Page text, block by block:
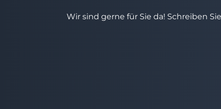
Wir sind gerne für Sie da! Schreiben